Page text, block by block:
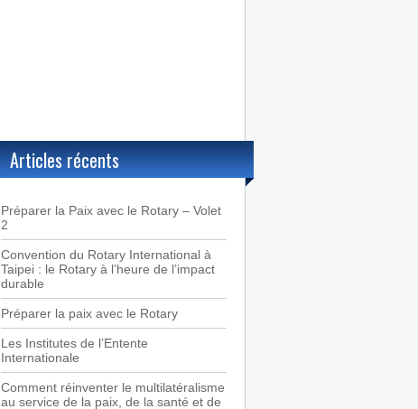
Articles récents
Préparer la Paix avec le Rotary – Volet
2
Convention du Rotary International à
Taipei : le Rotary à l’heure de l’impact
durable
Préparer la paix avec le Rotary
Les Institutes de l’Entente
Internationale
Comment réinventer le multilatéralisme
au service de la paix, de la santé et de